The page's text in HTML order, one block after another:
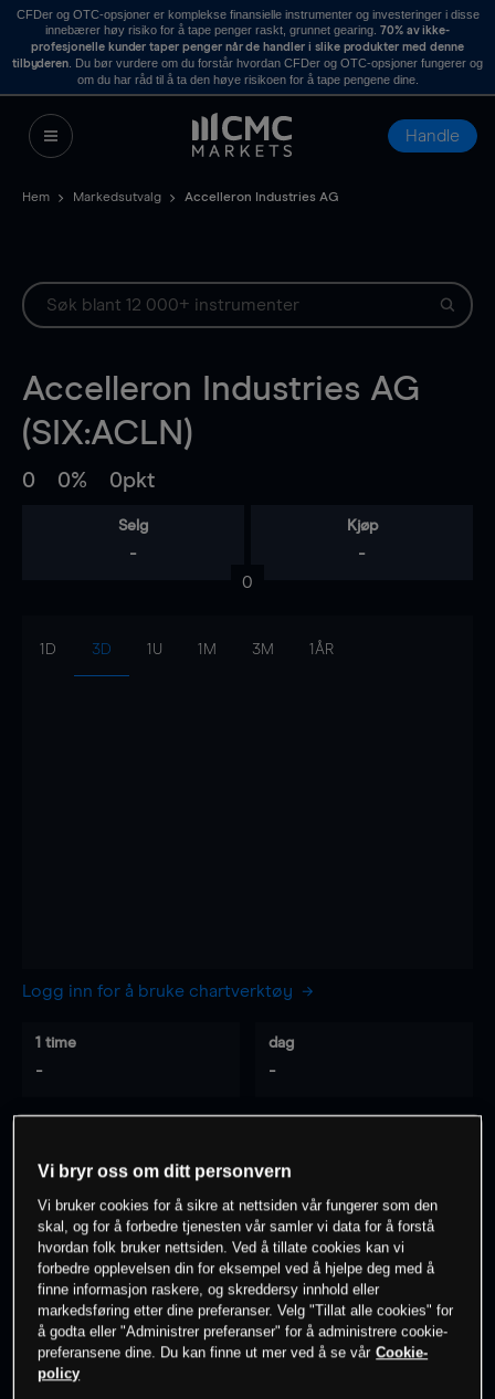
CFDer og OTC-opsjoner er komplekse finansielle instrumenter og investeringer i disse
innebærer høy risiko for å tape penger raskt, grunnet gearing. 70% av ikke-
profesjonelle kunder taper penger når de handler i slike produkter med denne
tilbyderen . Du bør vurdere om du forstår hvordan CFDer og OTC-opsjoner fungerer og
om du har råd til å ta den høye risikoen for å tape pengene dine.
Handle
Hem Markedsutvalg Accelleron Industries AG
Accelleron Industries AG
(SIX:ACLN)
0 0% 0pkt
Selg
-
Kjøp
-
0
1D 3D 1U 1M 3M 1ÅR
Logg inn for å bruke chartverktøy
1 time
-
dag
-
- -
0% av kunder erpå dette instrumentet
Søk om konto
Vi bryr oss om ditt personvern
Vi bruker cookies for å sikre at nettsiden vår fungerer som den
skal, og for å forbedre tjenesten vår samler vi data for å forstå
hvordan folk bruker nettsiden. Ved å tillate cookies kan vi
forbedre opplevelsen din for eksempel ved å hjelpe deg med å
finne informasjon raskere, og skreddersy innhold eller
markedsføring etter dine preferanser. Velg "Tillat alle cookies" for
å godta eller "Administrer preferanser" for å administrere cookie-
preferansene dine. Du kan finne ut mer ved å se vår Cookie-
policy